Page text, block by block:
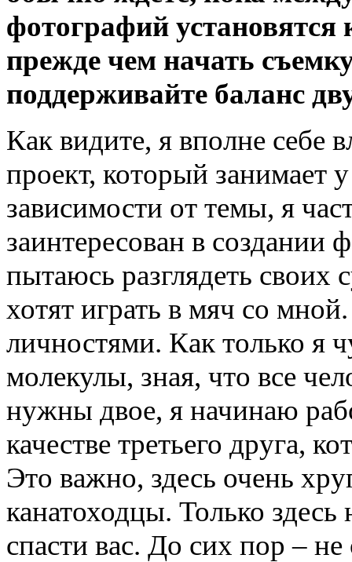
фотографий
прежде чем начать
поддерживайте баланс
Как видите, я вполне себе
проект, который занимает
зависимости от темы, я
заинтересован в создании
пытаюсь разглядеть своих
хотят играть в мяч со
личностями. Как только я
молекулы, зная, что все
нужны двое, я начинаю
качестве третьего друга,
Это важно, здесь очень
канатоходцы. Только
спасти вас. До сих пор –